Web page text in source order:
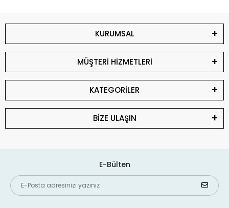
KURUMSAL
MÜŞTERİ HİZMETLERİ
KATEGORİLER
BİZE ULAŞIN
E-Bülten